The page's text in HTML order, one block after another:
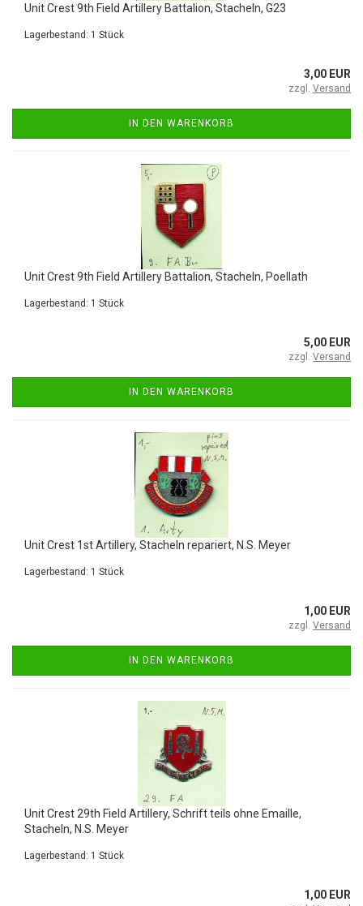
Unit Crest 9th Field Artillery Battalion, Stacheln, G23
Lagerbestand: 1 Stück
3,00 EUR
zzgl. Versand
IN DEN WARENKORB
Unit Crest 9th Field Artillery Battalion, Stacheln, Poellath
Lagerbestand: 1 Stück
5,00 EUR
zzgl. Versand
IN DEN WARENKORB
Unit Crest 1st Artillery, Stacheln repariert, N.S. Meyer
Lagerbestand: 1 Stück
1,00 EUR
zzgl. Versand
IN DEN WARENKORB
Unit Crest 29th Field Artillery, Schrift teils ohne Emaille,
Stacheln, N.S. Meyer
Lagerbestand: 1 Stück
1,00 EUR